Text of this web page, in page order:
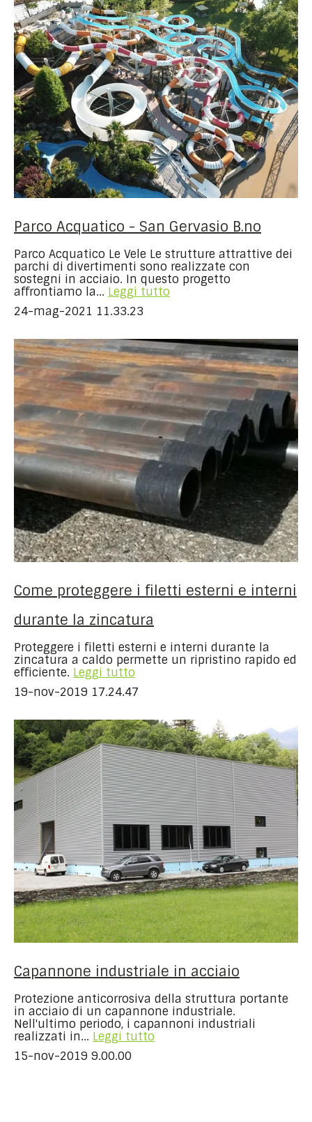
Parco Acquatico - San Gervasio B.no
Parco Acquatico Le Vele Le strutture attrattive dei
parchi di divertimenti sono realizzate con
sostegni in acciaio. In questo progetto
affrontiamo la... Leggi tutto
24-mag-2021 11.33.23
Come proteggere i filetti esterni e interni
durante la zincatura
Proteggere i filetti esterni e interni durante la
zincatura a caldo permette un ripristino rapido ed
efficiente. Leggi tutto
19-nov-2019 17.24.47
Capannone industriale in acciaio
Protezione anticorrosiva della struttura portante
in acciaio di un capannone industriale.
Nell'ultimo periodo, i capannoni industriali
realizzati in... Leggi tutto
15-nov-2019 9.00.00